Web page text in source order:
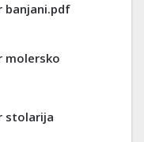
banjani.pdf
molersko
stolarija